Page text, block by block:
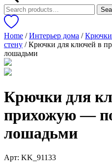
Search
for:
Home /Интерьер дома /Крючки
стену / Крючки для ключей в
лошадьми
Крючки для
прихожую —
лошадьми
Арт: KK_91133